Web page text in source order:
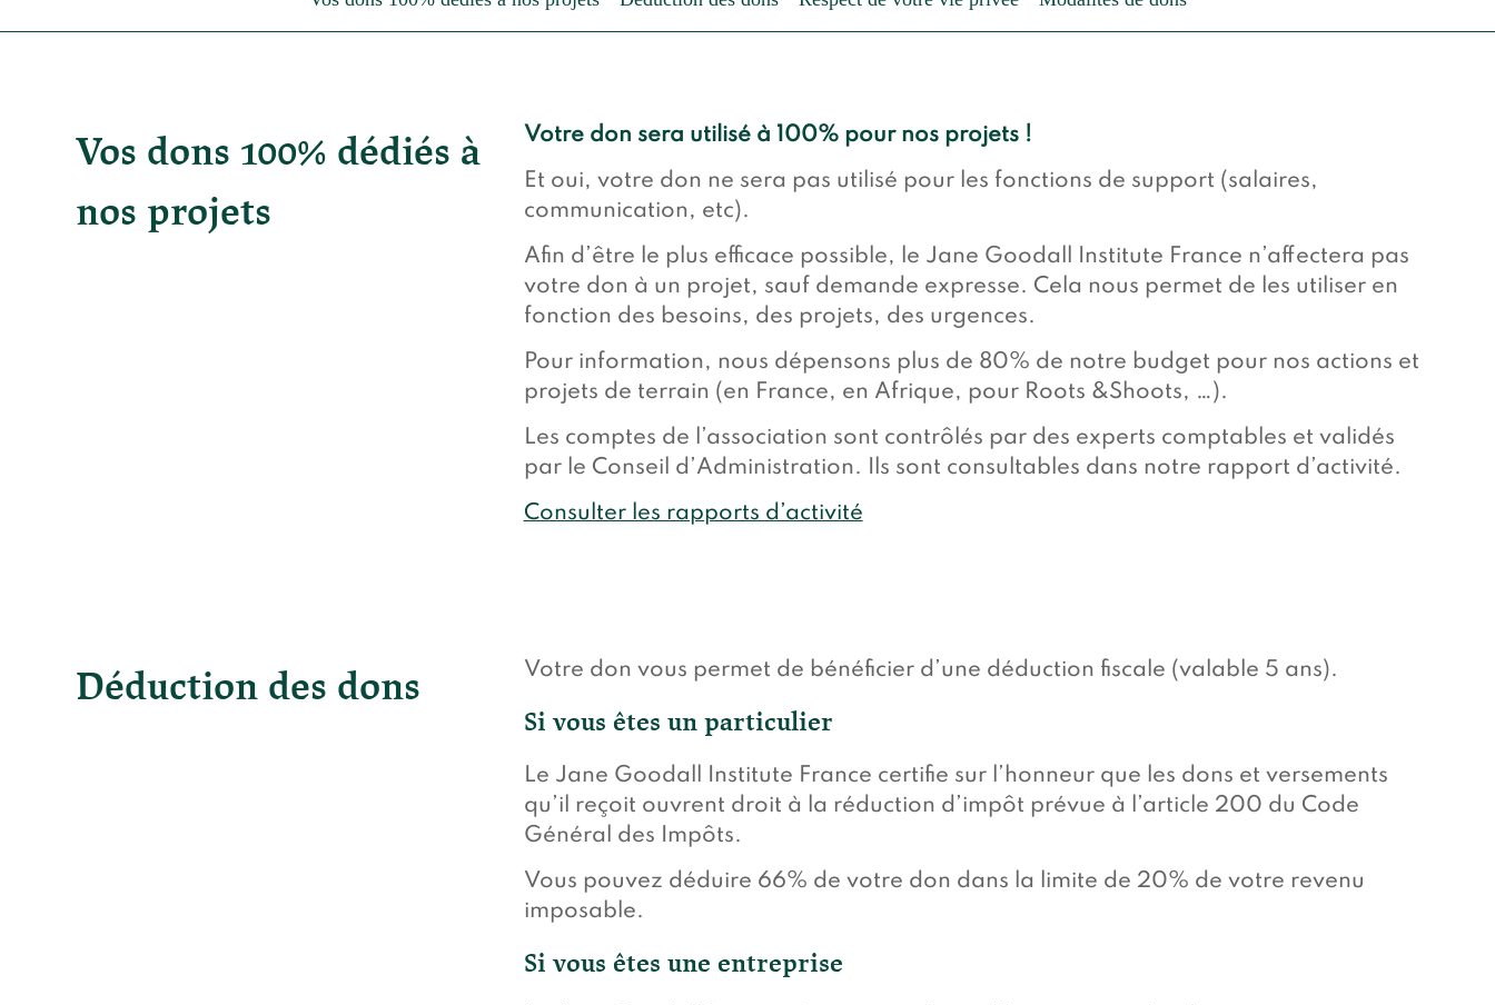
Vos dons 100% dédiés à
nos projets
Votre don sera utilisé à 100% pour nos projets !
Et oui, votre don ne sera pas utilisé pour les fonctions de support (salaires,
communication, etc).
Afin d’être le plus efficace possible, le Jane Goodall Institute France n’affectera pas
votre don à un projet, sauf demande expresse. Cela nous permet de les utiliser en
fonction des besoins, des projets, des urgences.
Pour information, nous dépensons plus de 80% de notre budget pour nos actions et
projets de terrain (en France, en Afrique, pour Roots &Shoots, …).
Les comptes de l’association sont contrôlés par des experts comptables et validés
par le Conseil d’Administration. Ils sont consultables dans notre rapport d’activité.
Consulter les rapports d’activité
Déduction des dons Votre don vous permet de bénéficier d’une déduction fiscale (valable 5 ans).
Si vous êtes un particulier
Le Jane Goodall Institute France certifie sur l’honneur que les dons et versements
qu’il reçoit ouvrent droit à la réduction d’impôt prévue à l’article 200 du Code
Général des Impôts.
Vous pouvez déduire 66% de votre don dans la limite de 20% de votre revenu
imposable.
Si vous êtes une entreprise